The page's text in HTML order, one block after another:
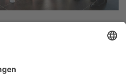
Max Bögl / Reinhard